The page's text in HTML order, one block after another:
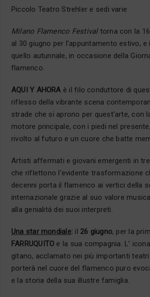
Piccolo Teatro Strehler e sedi varie
Milano Flamenco Festival torna con la
al 30 giugno per l’appuntamento estivo,
quello autunnale, in occasione della
flamenco.
AQUI Y AHORA è il filo conduttore di
riflesso della vibrante scena
strade che si aprono per quest’arte, con
motore principale, con i piedi nel
rivolto al futuro e un cuore che batte
Artisti affermati e giovani emergenti in
che riflettono l’evidente trasformazione
decenni porta il flamenco ai vertici della
internazionale grazie al suo valore
alla genialitá dei suoi interpreti.
Una star mondiale: il 26 giugno, per la
FARRUQUITO e la sua compagnia. L’
gitano, acclamato nei più importanti
porterà nel cuore del flamenco puro
e la storia della sua illustre famiglia.